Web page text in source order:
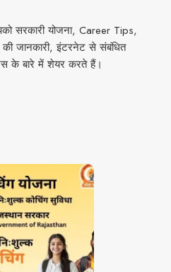
सरकारी योजना, Career Tips,
की जानकारी, इंटरनेट से संबंधित
के बारे में शेयर करते हैं।